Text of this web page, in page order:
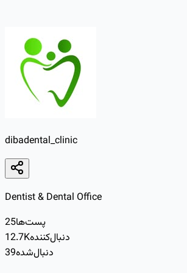
dibadental_clinic
Dentist & Dental Office
25پست‌ها
12.7Kدنبال‌کننده
39دنبال‌شده